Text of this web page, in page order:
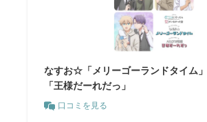
なすお☆「メリーゴーランドタイム
「王様だーれだっ」
口コミを見る